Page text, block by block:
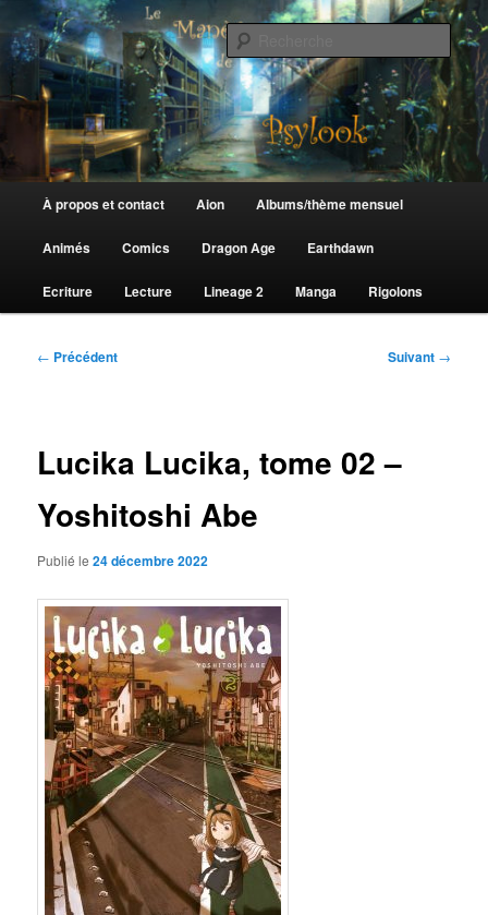
au
contenu
principalLe Manège de Psylook
principal
À propos et contact Aion Albums/thème mensuel
Animés Comics Dragon Age Earthdawn
Ecriture Lecture Lineage 2 Manga Rigolons
Navigation
← Précédent Suivant →
Lucika Lucika, tome 02 –
Yoshitoshi Abe
Publié le24 décembre 2022